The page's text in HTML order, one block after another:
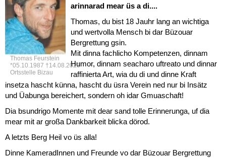
Thomas Feurstein
*05.10.1987 †14.08.2023
Ortsstelle Bizau
arinnarad mear üs a di....
Thomas, du bist 18 Jauhr lang an wichtiga
und wertvolla Mensch bi dar Büzouar
Bergrettung gsin.
Mit dinna fachlicho Kompetenzen, dinnam
Humor, dinnam seacharo uftreato und dinnar
raffinierta Art, wia du di und dinne Kraft
insetza hascht künna, hascht du üsra Verein ned nur bi Insätz
und Üabunga bereichert, sondern oh idar Gmuaschaft!
Dia bsundrigo Momente mit dear sand tolle Erinnerunga, uf dia
mear mit ar großa Dankbarkeit blicka dörod.
A letzts Berg Heil vo üs alla!
Dinne KameradInnen und Freunde vo dar Büzouar Bergrettung